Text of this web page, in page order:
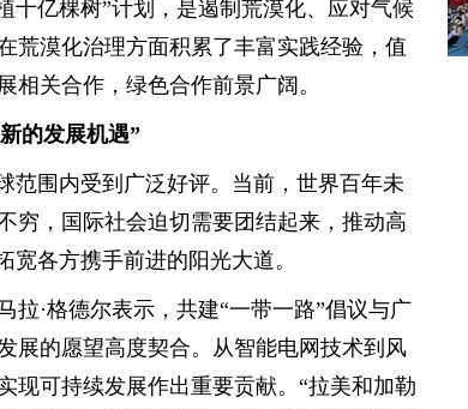
十亿棵树”计划，是遏制荒漠化、应对气候
荒漠化治理方面积累了丰富实践经验，值
相关合作，绿色合作前景广阔。
的发展机遇”
范围内受到广泛好评。当前，世界百年未
穷，国际社会迫切需要团结起来，推动高
宽各方携手前进的阳光大道。
拉·格德尔表示，共建“一带一路”倡议与广
展的愿望高度契合。从智能电网技术到风
现可持续发展作出重要贡献。“拉美和加勒